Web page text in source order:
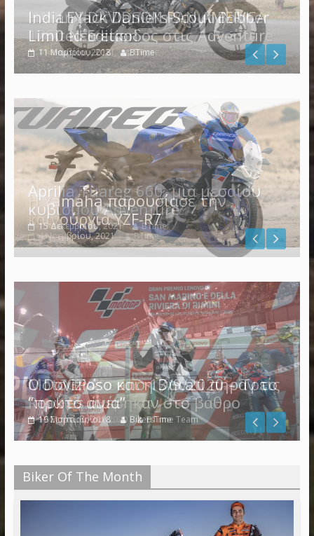
Indian Jack Daniel’s Scout Bobber
Limited Edition
11 Μαρτίου, 2018 BTime
Η Yamaha παρουσίασε την
καινούργια YZF-R7
4 Νοεμβρίου, 2021 BTime
Ο Dovizioso και η Ducati πήραν το
“πρώτο αίμα”
19 Μαρτίου, 2018 BikersTime Team
Biker Of The Month